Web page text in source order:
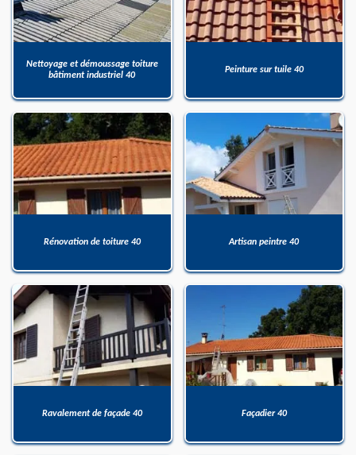
Nettoyage et démoussage toiture
bâtiment industriel 40
Peinture sur tuile 40
Rénovation de toiture 40 Artisan peintre 40
Ravalement de façade 40 Façadier 40